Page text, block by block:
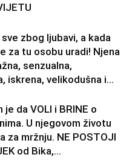
zbog ljubavi, a kada
za tu osobu uradi! Njena
senzualna,
iskrena, velikodušna i...
je da VOLI i BRINE o
U njegovom životu
za mržnju. NE POSTOJI
od Bika,...